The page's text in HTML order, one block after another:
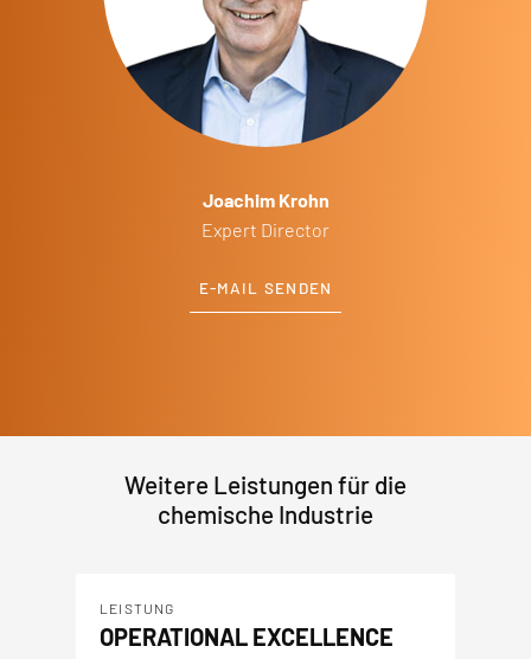
Joachim Krohn
Expert Director
E-MAIL SENDEN
Weitere Leistungen für die
chemische Industrie
LEISTUNG
OPERATIONAL EXCELLENCE